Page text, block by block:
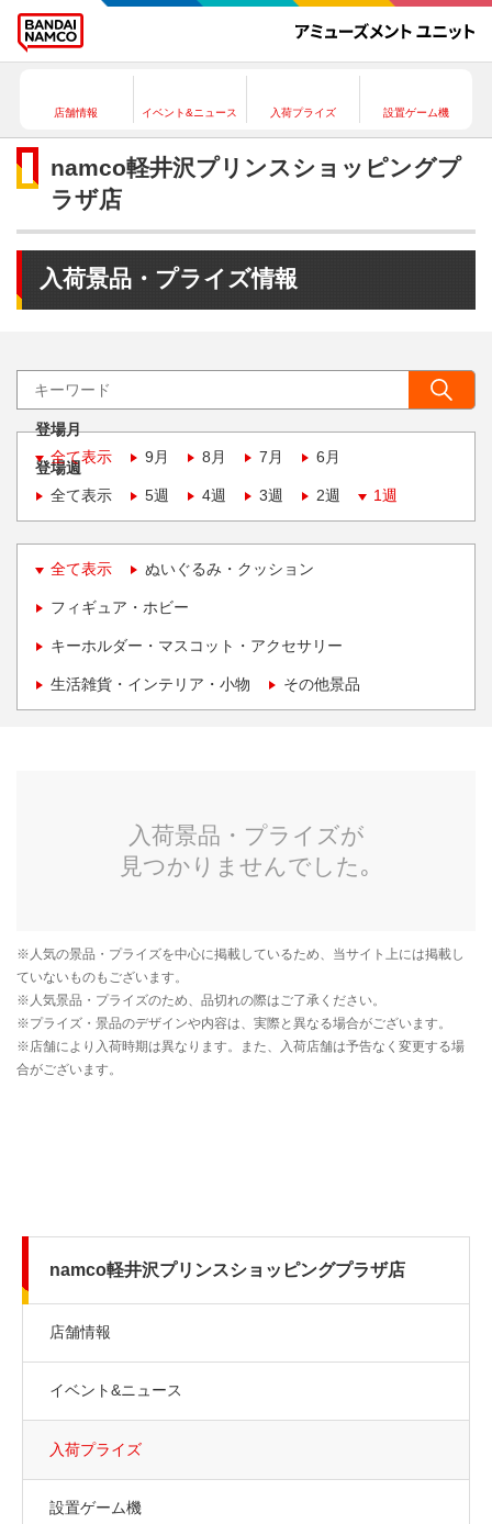
店舗情報 イベント&ニュース 入荷プライズ 設置ゲーム機
namco軽井沢プリンスショッピングプ
ラザ店
入荷景品・プライズ情報
登場月
全て表示
9月 8月 7月 6月
登場週
全て表示
5週 4週 3週 2週 1週
全て表示 ぬいぐるみ・クッション
フィギュア・ホビー
キーホルダー・マスコット・アクセサリー
生活雑貨・インテリア・小物 その他景品
namco軽井沢プリンスショッピングプラザ店
店舗情報
イベント&ニュース
入荷プライズ
設置ゲーム機